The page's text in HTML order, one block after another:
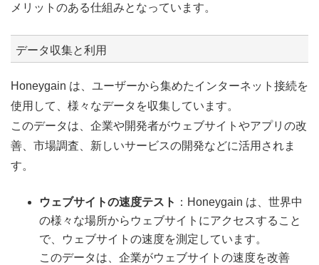
メリットのある仕組みとなっています。
データ収集と利用
Honeygain は、ユーザーから集めたインターネット接続を
使用して、様々なデータを収集しています。
このデータは、企業や開発者がウェブサイトやアプリの改
善、市場調査、新しいサービスの開発などに活用されま
す。
ウェブサイトの速度テスト ：Honeygain は、世界中
の様々な場所からウェブサイトにアクセスすること
で、ウェブサイトの速度を測定しています。
このデータは、企業がウェブサイトの速度を改善